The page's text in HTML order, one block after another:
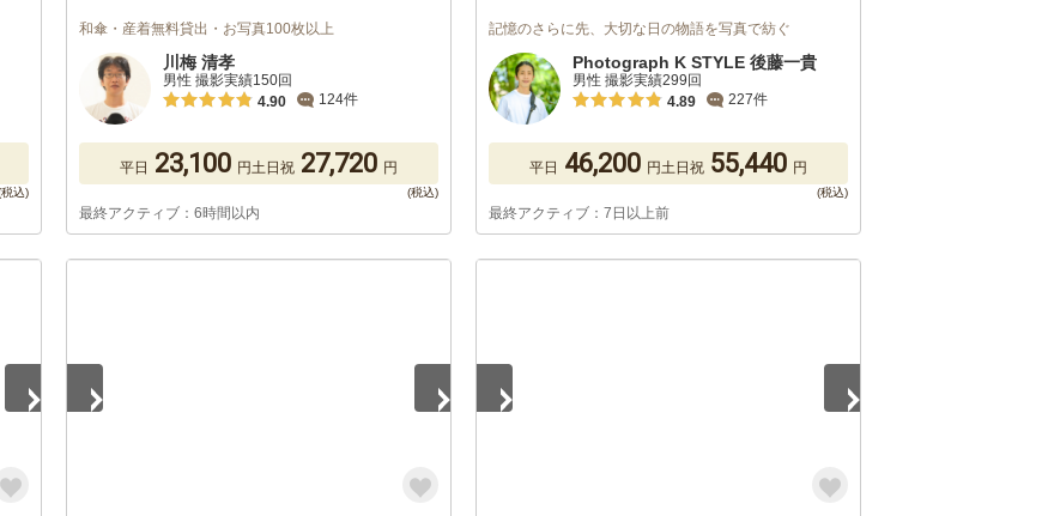
和傘・産着無料貸出・お写真100枚以上
川梅 清孝
男性 撮影実績150回
4.90
124件
平日 23,100 円土日祝 27,720 円
最終アクティブ：6時間以内
記憶のさらに先、大切な日の物語を写真で紡ぐ
Photograph K STYLE 後藤一貴
男性 撮影実績299回
4.89
227件
平日 46,200 円土日祝 55,440 円
最終アクティブ：7日以上前